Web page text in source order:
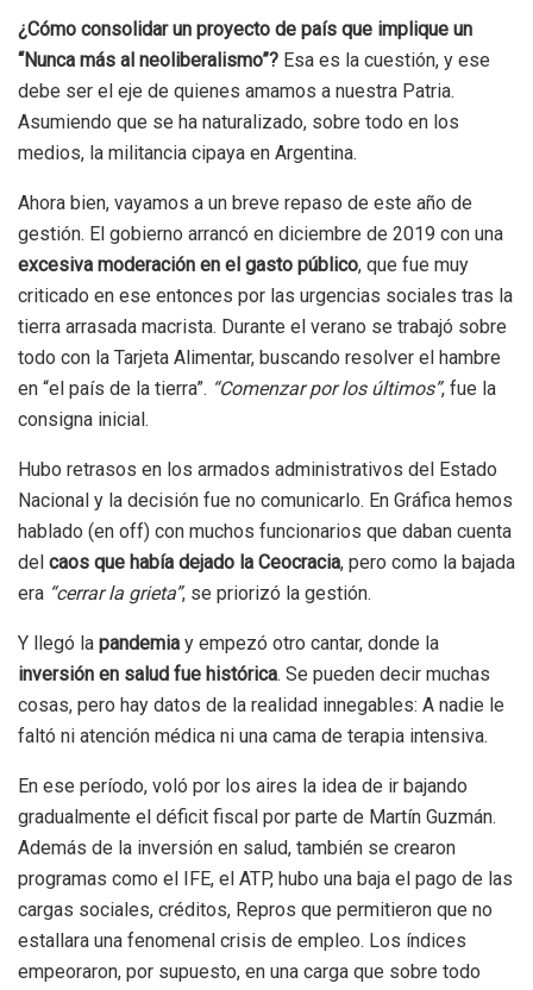
¿Cómo consolidar un proyecto de país que implique un
“Nunca más al neoliberalismo”? Esa es la cuestión, y ese
debe ser el eje de quienes amamos a nuestra Patria.
Asumiendo que se ha naturalizado, sobre todo en los
medios, la militancia cipaya en Argentina.
Ahora bien, vayamos a un breve repaso de este año de
gestión. El gobierno arrancó en diciembre de 2019 con una
excesiva moderación en el gasto público, que fue muy
criticado en ese entonces por las urgencias sociales tras la
tierra arrasada macrista. Durante el verano se trabajó sobre
todo con la Tarjeta Alimentar, buscando resolver el hambre
en “el país de la tierra”. “Comenzar por los últimos”, fue la
consigna inicial.
Hubo retrasos en los armados administrativos del Estado
Nacional y la decisión fue no comunicarlo. En Gráfica hemos
hablado (en off) con muchos funcionarios que daban cuenta
del caos que había dejado la Ceocracia, pero como la bajada
era “cerrar la grieta”, se priorizó la gestión.
Y llegó la pandemia y empezó otro cantar, donde la
inversión en salud fue histórica. Se pueden decir muchas
cosas, pero hay datos de la realidad innegables: A nadie le
faltó ni atención médica ni una cama de terapia intensiva.
En ese período, voló por los aires la idea de ir bajando
gradualmente el déficit fiscal por parte de Martín Guzmán.
Además de la inversión en salud, también se crearon
programas como el IFE, el ATP, hubo una baja el pago de las
cargas sociales, créditos, Repros que permitieron que no
estallara una fenomenal crisis de empleo. Los índices
empeoraron, por supuesto, en una carga que sobre todo